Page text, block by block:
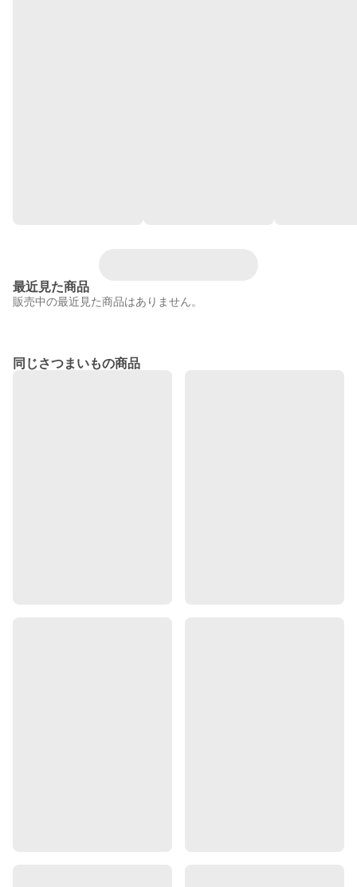
最近見た商品
販売中の最近見た商品はありません。
同じさつまいもの商品